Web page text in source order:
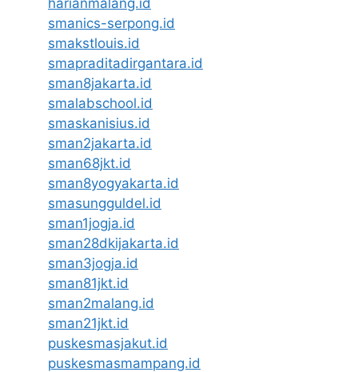
smanics-serpong.id
smakstlouis.id
smapraditadirgantara.id
sman8jakarta.id
smalabschool.id
smaskanisius.id
sman2jakarta.id
sman68jkt.id
sman8yogyakarta.id
smasungguldel.id
sman1jogja.id
sman28dkijakarta.id
sman3jogja.id
sman81jkt.id
sman2malang.id
sman21jkt.id
puskesmasjakut.id
puskesmasmampang.id